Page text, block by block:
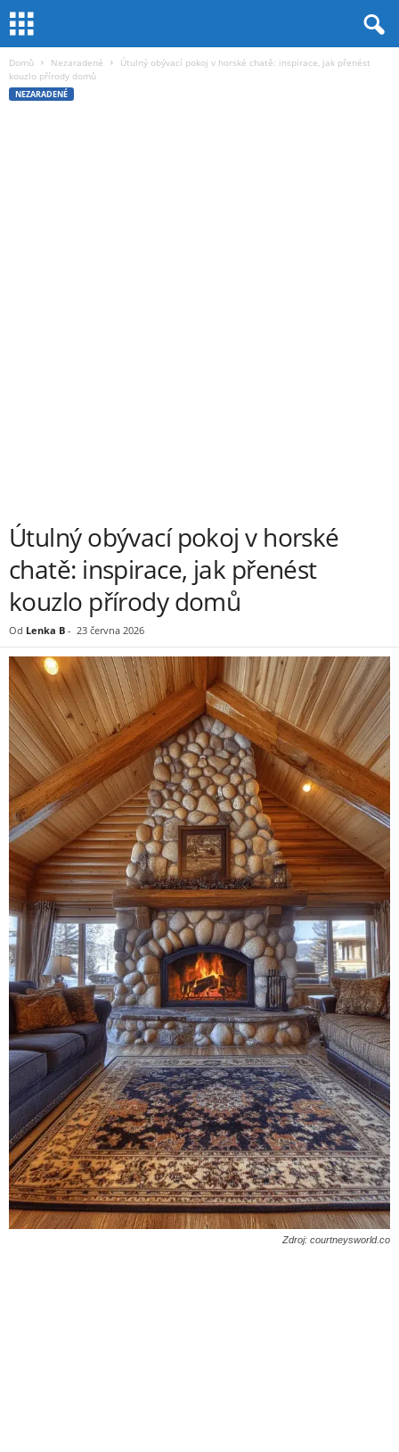
Domů Nezaradené
Útulný obývací pokoj v horské chatě: inspirace, jak přenést
kouzlo přírody domů
NEZARADENÉ
Útulný obývací pokoj v horské
chatě: inspirace, jak přenést
kouzlo přírody domů
Od Lenka B - 23 června 2026
Zdroj: courtneysworld.co